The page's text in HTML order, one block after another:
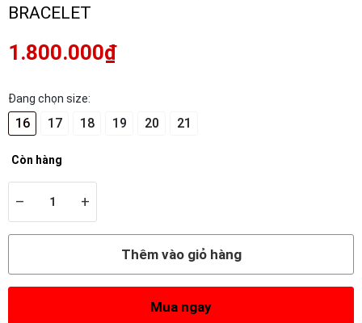
BRACELET
1.800.000₫
Đang chọn size:
16 17 18 19 20 21
Còn hàng
– +
Thêm vào giỏ hàng
Mua ngay